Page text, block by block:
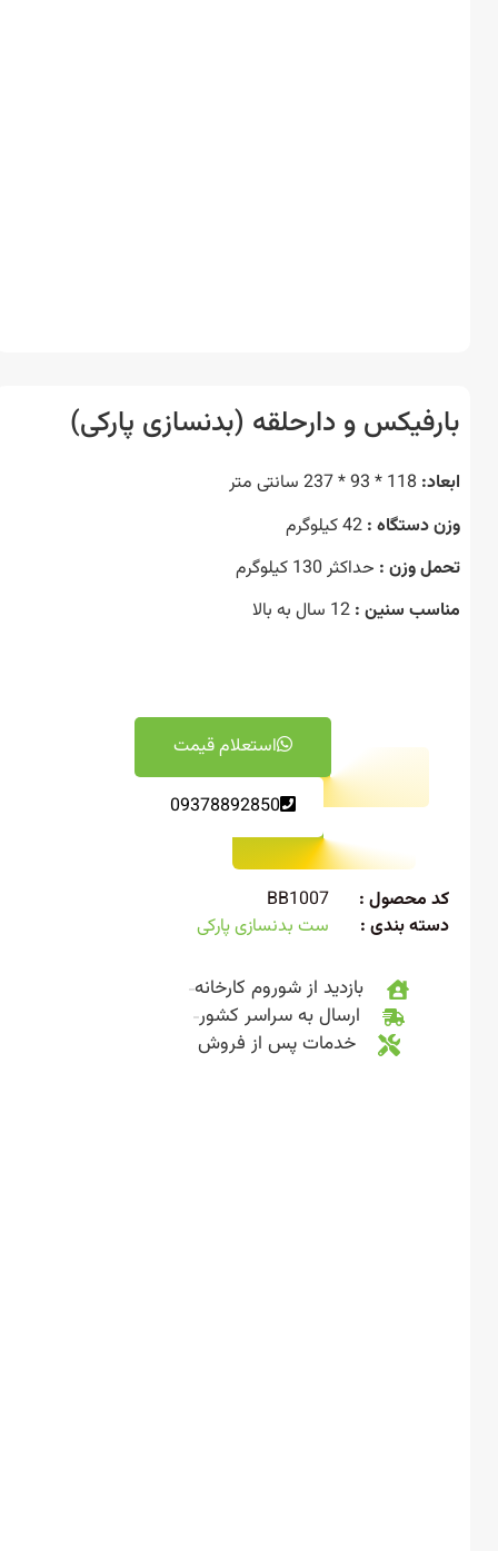
و دارحلقه (بدنسازی پارکی)
دستگاه :42 کیلوگرم
وزن :حداکثر 130 کیلوگرم
سنین :12 سال به بالا
استعلام قیمت
09378892850
محصول :
BB1007
بندی :
ست بدنسازی پارکی
بازدید از شوروم کارخانه
ارسال به سراسر کشور
خدمات پس از فروش